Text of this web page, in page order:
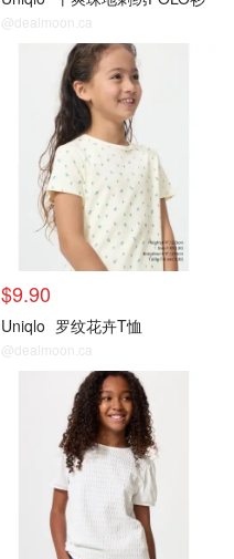
@dealmoon.ca
$9.90
Uniqlo 罗纹花卉T恤
@dealmoon.ca